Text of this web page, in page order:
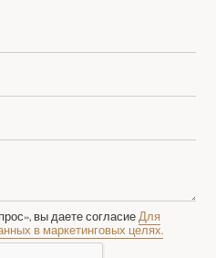
вы даете согласиеДля
в маркетинговых целях.